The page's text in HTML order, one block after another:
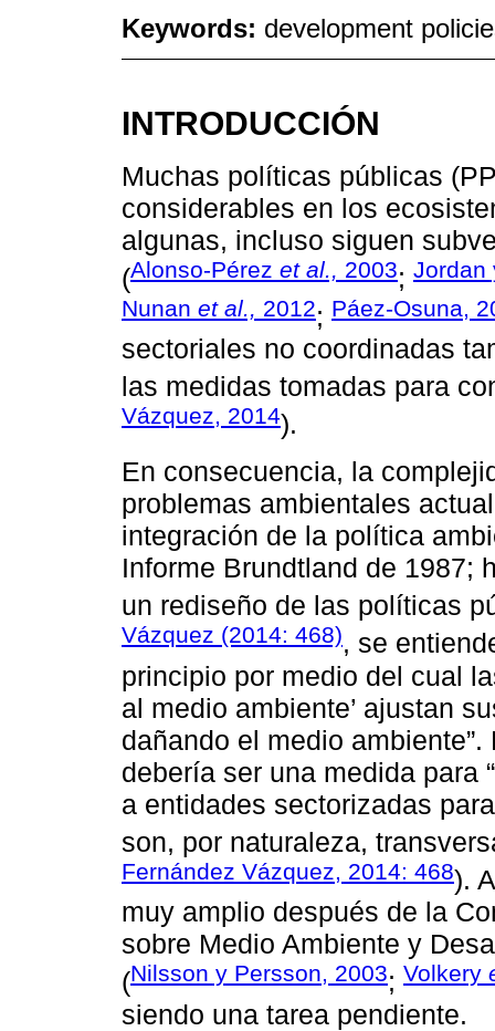
Keywords: development
INTRODUCCIÓN
Muchas políticas públicas
considerables en los
algunas, incluso siguen
(Alonso-Pérez et al., 2003; Jordan
Nunan et al., 2012; Páez-Osuna,
sectoriales no coordinadas
las medidas tomadas para
Vázquez, 2014).
En consecuencia, la
problemas ambientales
integración de la política
Informe Brundtland de 1987;
un rediseño de las políticas
Vázquez (2014: 468), se
principio por medio del cual
al medio ambiente’ ajustan
dañando el medio
debería ser una medida para
a entidades sectorizadas
son, por naturaleza,
Fernández Vázquez, 2014: 468).
muy amplio después de la
sobre Medio Ambiente y
(Nilsson y Persson, 2003; Volkery
siendo una tarea pendiente.